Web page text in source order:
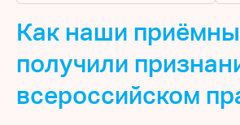
Как наши
получили
всероссийском